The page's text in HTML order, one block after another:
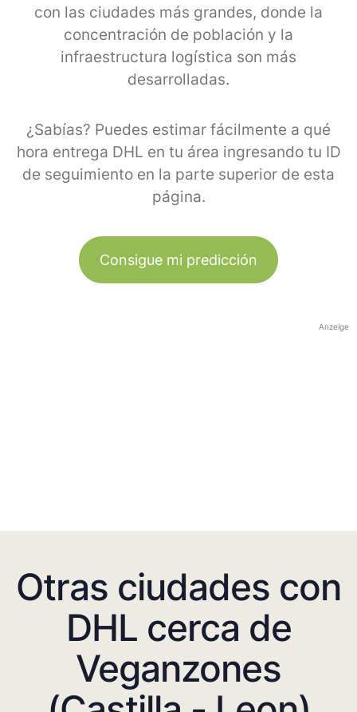
con las ciudades más grandes, donde la
concentración de población y la
infraestructura logística son más
desarrolladas.
¿Sabías? Puedes estimar fácilmente a qué
hora entrega DHL en tu área ingresando tu ID
de seguimiento en la parte superior de esta
página.
Consigue mi predicción
Anzeige
Otras ciudades con
DHL cerca de
Veganzones